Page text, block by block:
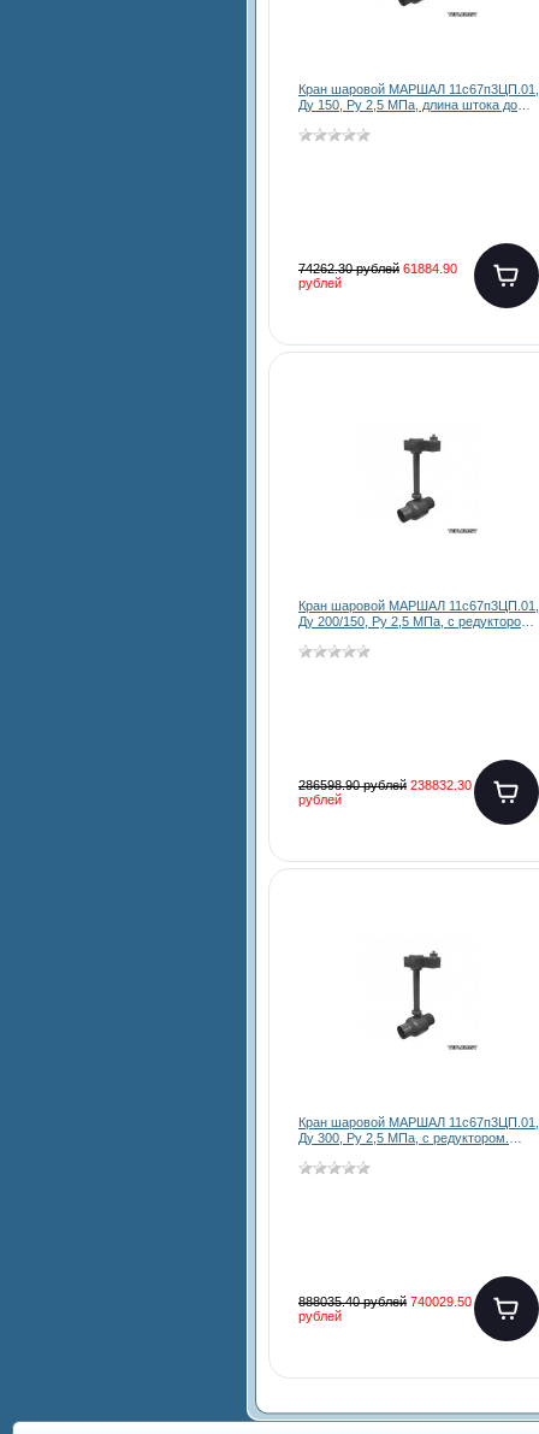
Кран шаровой МАРШАЛ 11с67п3ЦП.01,
Ду 150, Ру 2,5 МПа, длина штока до
74262.30 рублей 61884.90
рублей
Кран шаровой МАРШАЛ 11с67п3ЦП.01,
Ду 200/150, Ру 2,5 МПа, с редуктором.
286598.90 рублей 238832.30
рублей
Кран шаровой МАРШАЛ 11с67п3ЦП.01,
Ду 300, Ру 2,5 МПа, с редуктором.
888035.40 рублей 740029.50
рублей